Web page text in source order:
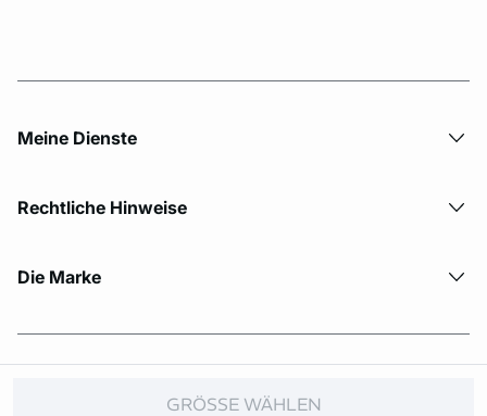
GRÖSSE WÄHLEN
Meine Dienste
Rechtliche Hinweise
Die Marke